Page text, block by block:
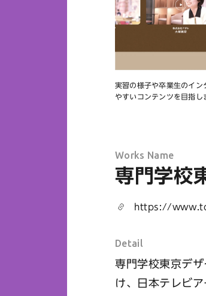
実習の様子や卒業生のイン
やすいコンテンツを目指し
Works Name
専門学校
https://
Detail
専門学校東京デ
け、日本テレビ